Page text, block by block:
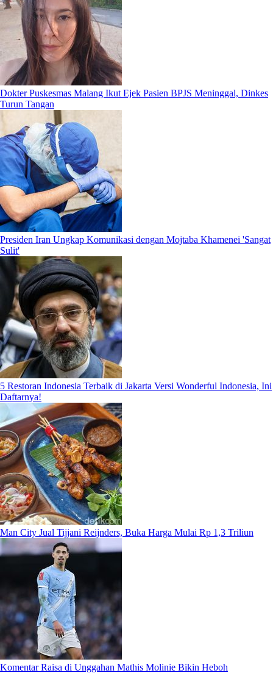
Dokter Puskesmas Malang Ikut Ejek Pasien BPJS Meninggal, Dinkes
Turun Tangan
Presiden Iran Ungkap Komunikasi dengan Mojtaba Khamenei 'Sangat
Sulit'
5 Restoran Indonesia Terbaik di Jakarta Versi Wonderful Indonesia, Ini
Daftarnya!
Man City Jual Tijjani Reijnders, Buka Harga Mulai Rp 1,3 Triliun
Komentar Raisa di Unggahan Mathis Molinie Bikin Heboh